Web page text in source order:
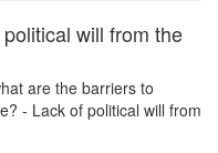
will from the
are the barriers to
- Lack of political will from